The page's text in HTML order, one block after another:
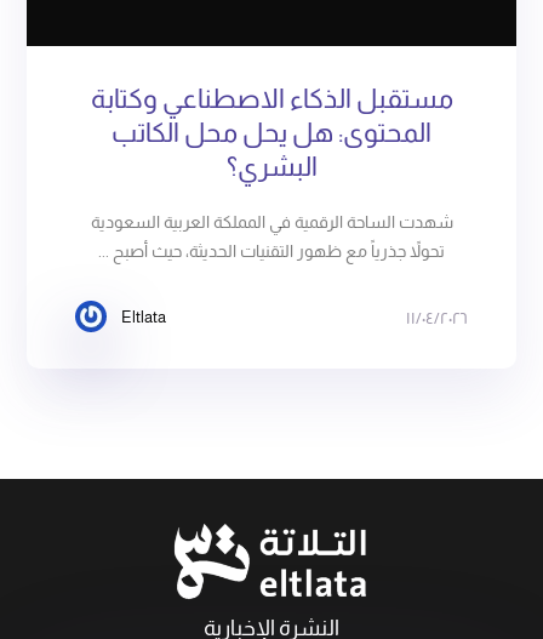
مستقبل الذكاء الاصطناعي وكتابة
المحتوى: هل يحل محل الكاتب
البشري؟
Eltlata ١١/٠٤/٢٠٢٦
شهدت الساحة الرقمية في المملكة العربية السعودية
تحولاً جذرياً مع ظهور التقنيات الحديثة، حيث أصبح ...
النشرة الإخبارية